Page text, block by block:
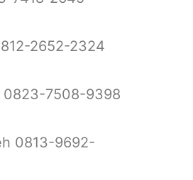
2652-2324
0823-7508-9398
0813-9692-